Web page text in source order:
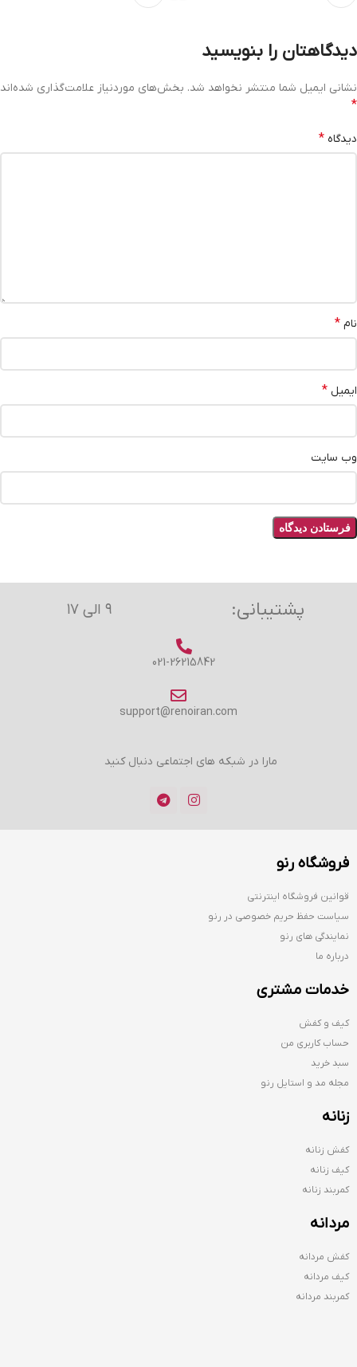
دیدگاهتان را بنویسید
نشانی ایمیل شما منتشر نخواهد شد. بخش‌های موردنیاز علامت‌گذاری شده‌اند
*
دیدگاه *
نام *
ایمیل *
وب‌ سایت
پشتیبانی: ۹ الی ۱۷
021-26215842
support@renoiran.com
مارا در شبکه های اجتماعی دنبال کنید
فروشگاه رنو
قوانین فروشگاه اینترنتی
سیاست حفظ حریم خصوصی در رنو
نمایندگی های رنو
درباره ما
خدمات مشتری
کیف و کفش
حساب کاربری من
سبد خرید
مجله مد و استایل رنو
زنانه
کفش زنانه
کیف زنانه
کمربند زنانه
مردانه
کفش مردانه
کیف مردانه
کمربند مردانه